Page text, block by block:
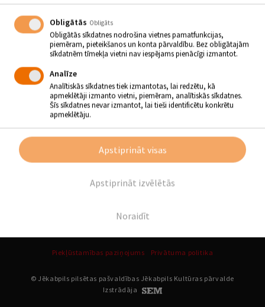
Atpakaļ
SEKO MUMS
Piekļūstamības paziņojums Privātuma politika
© Jēkabpils pilsētas pašvaldības Jēkabpils Kultūras pārvalde
Izstrādāja
Obligātās Obligāts
Obligātās sīkdatnes nodrošina vietnes pamatfunkcijas,
piemēram, pieteikšanos un konta pārvaldību. Bez obligātajām
sīkdatnēm tīmekļa vietni nav iespējams pienācīgi izmantot.
Analīze
Analītiskās sīkdatnes tiek izmantotas, lai redzētu, kā
apmeklētāji izmanto vietni, piemēram, analītiskās sīkdatnes.
Šīs sīkdatnes nevar izmantot, lai tieši identificētu konkrētu
apmeklētāju.
Noraidīt
Apstiprināt izvēlētās
Apstiprināt visas